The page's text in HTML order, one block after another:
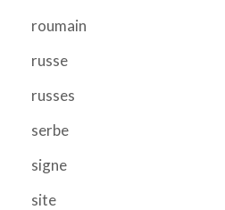
roumain
russe
russes
serbe
signe
site